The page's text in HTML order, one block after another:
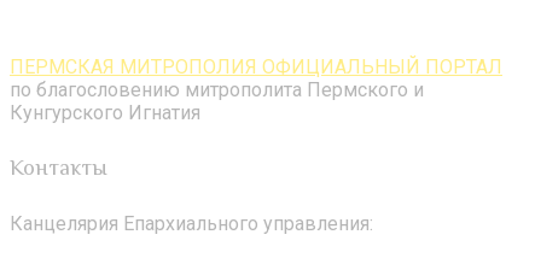
ПЕРМСКАЯ МИТРОПОЛИЯ ОФИЦИАЛЬНЫЙ ПОРТАЛ
по благословению митрополита Пермского и
Кунгурского Игнатия
Контакты
Канцелярия Епархиального управления: